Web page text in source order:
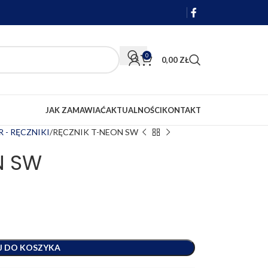
0 0,00 ZŁ
JAK ZAMAWIAĆAKTUALNOŚCIKONTAKT
- RĘCZNIKI RĘCZNIK T-NEON SW
SW
DO KOSZYKA